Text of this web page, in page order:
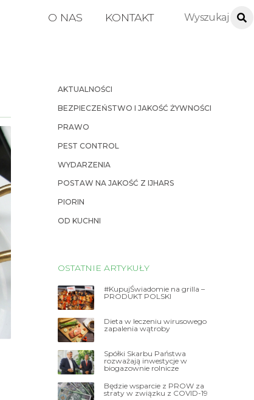
O NAS KONTAKT
AKTUALNOŚCI
BEZPIECZEŃSTWO I JAKOŚĆ ŻYWNOŚCI
PRAWO
PEST CONTROL
WYDARZENIA
POSTAW NA JAKOŚĆ Z IJHARS
PIORIN
OD KUCHNI
OSTATNIE ARTYKUŁY
#KupujŚwiadomie na grilla –
PRODUKT POLSKI
Dieta w leczeniu wirusowego
zapalenia wątroby
Spółki Skarbu Państwa
rozważają inwestycje w
biogazownie rolnicze
Będzie wsparcie z PROW za
straty w związku z COVID-19